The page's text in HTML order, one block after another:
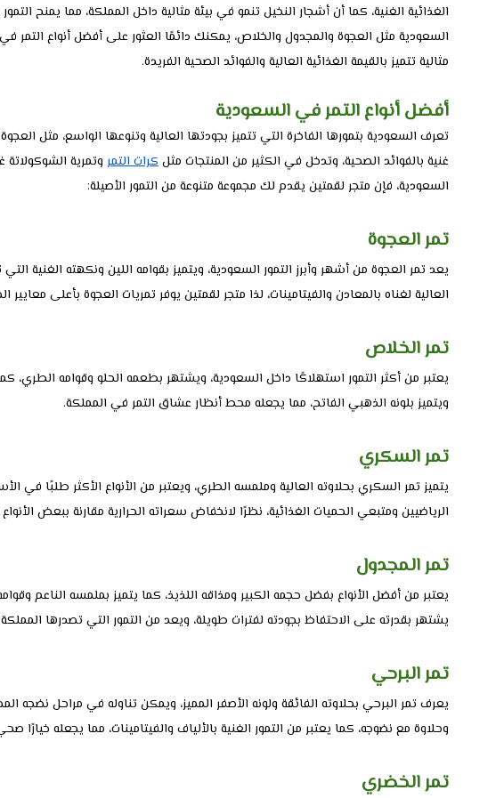
الغذائية الغنية، كما أن أشجار النخيل تنمو في بيئة مثالية داخل المملكة، مما يمنح
السعودية مثل العجوة والمجدول والخلاص، يمكنك دائمًا العثور على أفضل أنواع التمر
مثالية تتميز بالقيمة الغذائية العالية والفوائد الصحية الفريدة.
أفضل أنواع التمر في السعودية
تعرف السعودية بتمورها الفاخرة التي تتميز بجودتها العالية وتنوعها الواسع، مثل
غنية بالفوائد الصحية، وتدخل في الكثير من المنتجات مثلكرات التمر وتمرية الشوكولاتة
السعودية، فإن متجر لقمتين يقدم لك مجموعة متنوعة من التمور الأصيلة:
تمر العجوة
يعد تمر العجوة من أشهر وأبرز التمور السعودية، ويتميز بقوامه اللين ونكهته الغنية
العالية لغناه بالمعادن والفيتامينات، لذا متجر لقمتين يوفر تمريات العجوة بأعلى
تمر الخلاص
يعتبر من أكثر التمور استهلاكًا داخل السعودية، ويشتهر بطعمه الحلو وقوامه
ويتميز بلونه الذهبي الفاتح، مما يجعله محط أنظار عشاق التمر في المملكة.
تمر السكري
يتميز تمر السكري بحلاوته العالية وملمسه الطري، ويعتبر من الأنواع الأكثر طلبًا في
الرياضيين ومتبعي الحميات الغذائية، نظرًا لانخفاض سعراته الحرارية مقارنة ببعض
تمر المجدول
يعتبر من أفضل الأنواع بفضل حجمه الكبير ومذاقه اللذيذ، كما يتميز بملمسه الناعم
يشتهر بقدرته على الاحتفاظ بجودته لفترات طويلة، ويعد من التمور التي تصدرها
تمر البرحي
يعرف تمر البرحي بحلاوته الفائقة ولونه الأصفر المميز، ويمكن تناوله في مراحل نضجه
وحلاوة مع نضوجه، كما يعتبر من التمور الغنية بالألياف والفيتامينات، مما يجعله خيارًا
تمر الخضري